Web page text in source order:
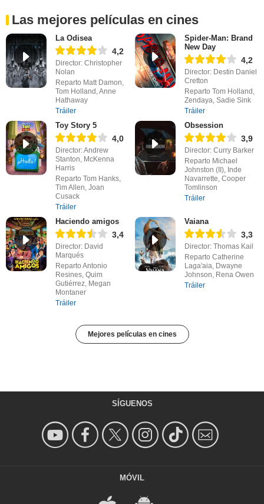
Las mejores películas en cines
La Odisea
4,2
Director: Christopher
Nolan
Reparto Matt Damon,
Tom Holland, Anne
Hathaway
Tráiler
Spider-Man: Brand
New Day
4,2
Director: Destin Daniel
Cretton
Reparto Tom Holland,
Zendaya, Sadie Sink
Tráiler
Toy Story 5
4,0
Director: Andrew
Stanton, McKenna
Harris
Reparto Tom Hanks,
Tim Allen, Joan
Cusack
Tráiler
Obsession
3,9
Director: Curry Barker
Reparto Michael
Johnston (II), Inde
Navarrette, Cooper
Tomlinson
Tráiler
Haciendo amigos
3,4
Director: David
Marqués
Reparto Antonio
Resines, Quim
Gutiérrez, Megan
Montaner
Tráiler
Vaiana
3,3
Director: Thomas Kail
Reparto Catherine
Laga'aia, Dwayne
Johnson, Rena Owen
Tráiler
Mejores películas en cines
SÍGUENOS
MÓVIL